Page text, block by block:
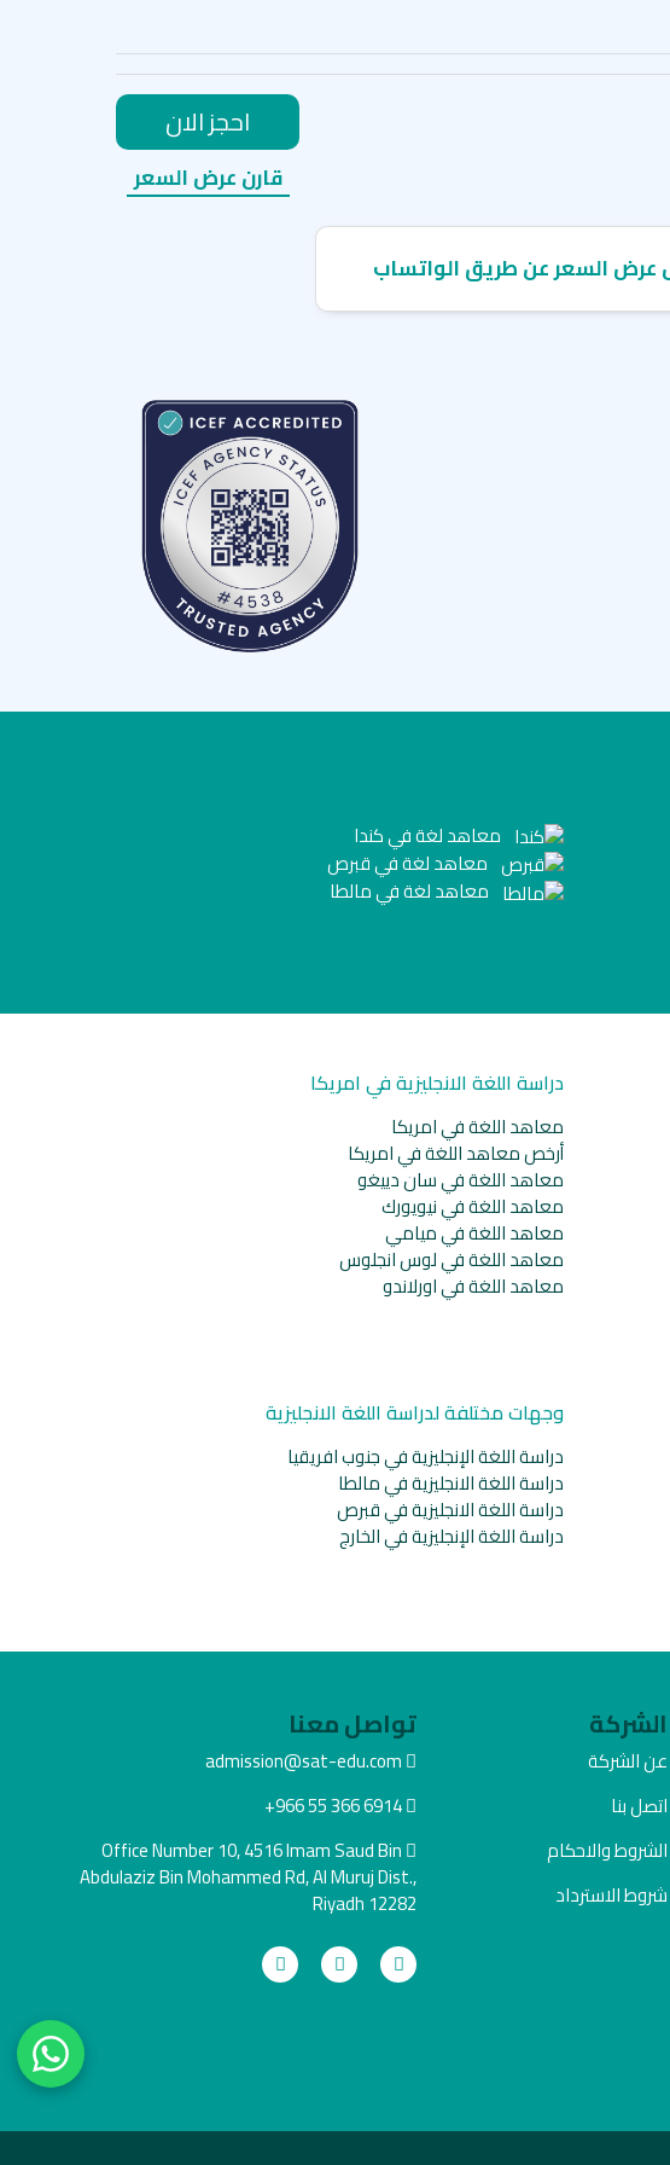
احجز الان
قارن عرض السعر
عرض السعر عن طريق الواتساب
معاهد لغة في كندا
معاهد لغة في قبرص
معاهد لغة في مالطا
دراسة اللغة الانجليزية في امريكا
معاهد اللغة في امريكا
أرخص معاهد اللغة في امريكا
معاهد اللغة في سان دييغو
معاهد اللغة في نيويورك
معاهد اللغة في ميامي
معاهد اللغة في لوس انجلوس
معاهد اللغة في اورلاندو
وجهات مختلفة لدراسة اللغة الانجليزية
دراسة اللغة الإنجليزية في جنوب افريقيا
دراسة اللغة الانجليزية في مالطا
دراسة اللغة الانجليزية في قبرص
دراسة اللغة الإنجليزية في الخارج
الشركة
عن الشركة
اتصل بنا
الشروط والاحكام
شروط الاسترداد
تواصل معنا
admission@sat-edu.com
+966 55 366 6914
Office Number 10, 4516 Imam Saud Bin
Abdulaziz Bin Mohammed Rd, Al Muruj Dist.,
Riyadh 12282